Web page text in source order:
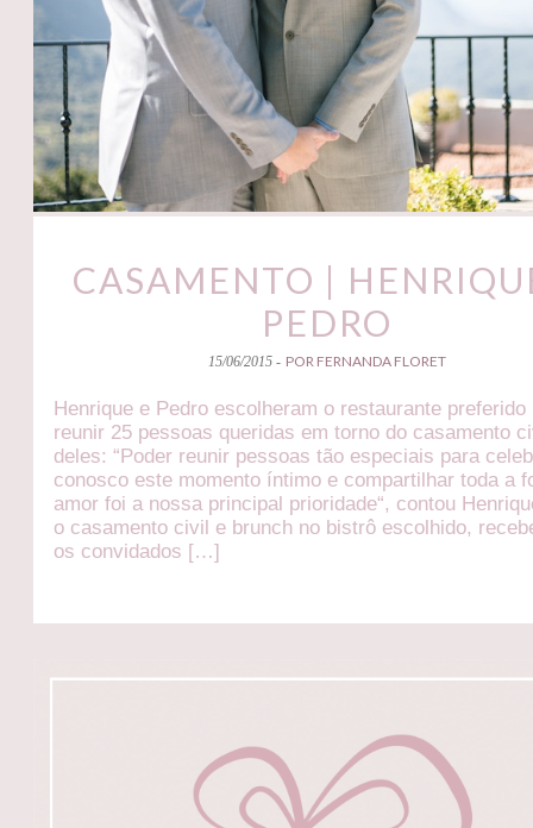
CASAMENTO |
PEDRO
15/06/2015 - POR FERNANDA FLORET
Henrique e Pedro escolheram o restaurante preferido
reunir 25 pessoas queridas em torno do casamento
deles: “Poder reunir pessoas tão especiais para
conosco este momento íntimo e compartilhar toda a
amor foi a nossa principal prioridade“, contou
o casamento civil e brunch no bistrô escolhido,
os convidados […]